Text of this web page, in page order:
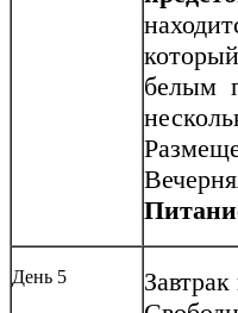
белым
День 5
Завтрак